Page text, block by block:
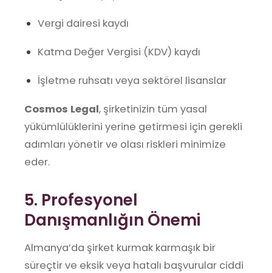
Vergi dairesi kaydı
Katma Değer Vergisi (KDV) kaydı
İşletme ruhsatı veya sektörel lisanslar
Cosmos Legal, şirketinizin tüm yasal
yükümlülüklerini yerine getirmesi için gerekli
adımları yönetir ve olası riskleri minimize
eder.
5. Profesyonel
Danışmanlığın Önemi
Almanya’da şirket kurmak karmaşık bir
süreçtir ve eksik veya hatalı başvurular ciddi